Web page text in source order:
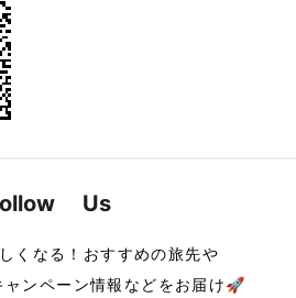
Us
くなる！おすすめの旅先や
ャンペーン情報などをお届け🚀